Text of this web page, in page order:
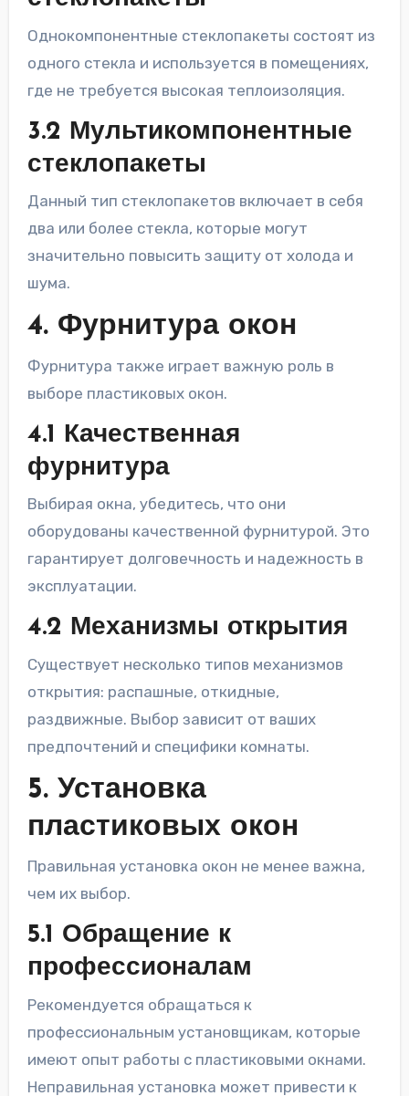
Однокомпонентные стеклопакеты состоят из
одного стекла и используется в помещениях,
где не требуется высокая теплоизоляция.
3.2 Мультикомпонентные
стеклопакеты
Данный тип стеклопакетов включает в себя
два или более стекла, которые могут
значительно повысить защиту от холода и
шума.
4. Фурнитура окон
Фурнитура также играет важную роль в
выборе пластиковых окон.
4.1 Качественная
фурнитура
Выбирая окна, убедитесь, что они
оборудованы качественной фурнитурой. Это
гарантирует долговечность и надежность в
эксплуатации.
4.2 Механизмы открытия
Существует несколько типов механизмов
открытия: распашные, откидные,
раздвижные. Выбор зависит от ваших
предпочтений и специфики комнаты.
5. Установка
пластиковых окон
Правильная установка окон не менее важна,
чем их выбор.
5.1 Обращение к
профессионалам
Рекомендуется обращаться к
профессиональным установщикам, которые
имеют опыт работы с пластиковыми окнами.
Неправильная установка может привести к